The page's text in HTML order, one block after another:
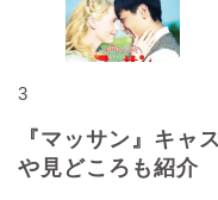
3
『マッサン』キャ
や見どころも紹介